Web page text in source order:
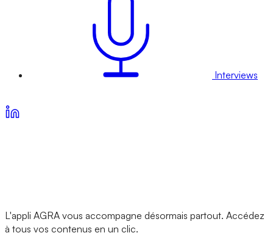
Interviews
L'appli AGRA vous accompagne désormais partout. Accédez
à tous vos contenus en un clic.